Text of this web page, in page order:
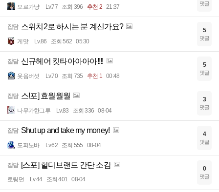
모르가냥 Lv.77 조회 396 추천 2 21:37 댓글
잡담 스위치2로 하시는 분 계신가요?
게맛 Lv.86 조회 562 05:30
5
댓글
잡담 신규헤어 킷타아아아아!!!!
웃음버섯 Lv.70 조회 735 추천 1 00:48
5
댓글
잡담 스!포] 효월월월
나무가한그루 Lv.83 조회 336 08-04
3
댓글
잡담 Shut up and take my money!
도퍼노바 Lv.62 조회 555 08-04
4
댓글
잡담 [스포] 힐디브랜드 간단 소감
로링던 Lv.44 조회 401 08-04
0
댓글